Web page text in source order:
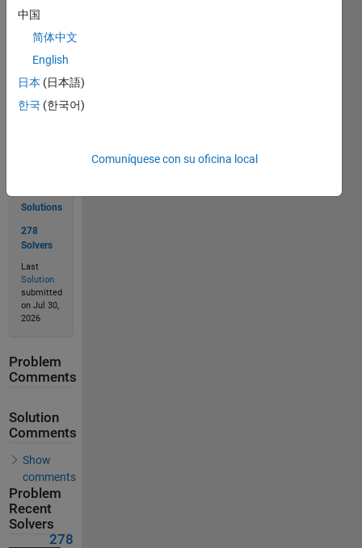
Solve
Solutions
278
Solvers
Last
Solution
submitted
on Jul 30,
2026
Problem
Comments
Solution
Comments
Show
comments
Problem
Recent
Solvers
278
中国
简体中文
English
日本 (日本語)
한국 (한국어)
Comuníquese con su oficina local